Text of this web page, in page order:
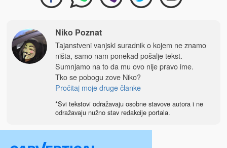
Niko Poznat
Tajanstveni vanjski suradnik o kojem ne znamo
ništa, samo nam ponekad pošalje tekst.
Sumnjamo na to da mu ovo nije pravo ime.
Tko se pobogu zove Niko?
Pročitaj moje druge članke
*Svi tekstovi odražavaju osobne stavove autora i ne
odražavaju nužno stav redakcije portala.